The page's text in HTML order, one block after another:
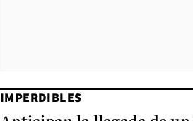
IMPERDIBLES